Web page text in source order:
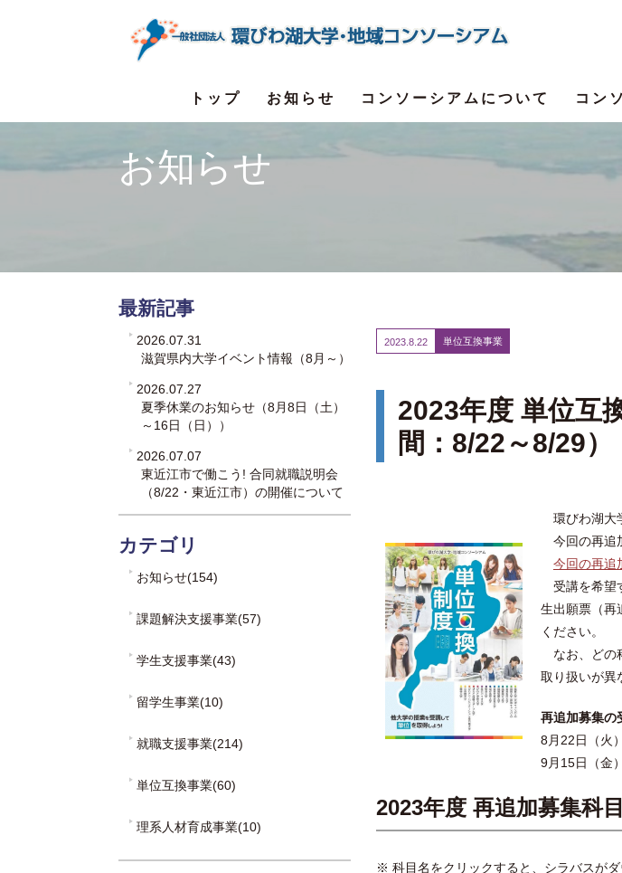
トップ お知らせ コンソーシアムについて コン
お知らせ
2023. 8.22 単位互換事業
2023年度 単位互
間：8/22～8/29）
環びわ湖大
今回の再追
今回の再追
受講を希望
生出願票（再
ください。
なお、どの
取り扱いが異
再追加募集の
8月22日（火
9月15日（金
2023年度 再追加募集科目
※ 科目名をクリックすると、シラバスが
最新記事
2026.07.31
滋賀県内大学イベント情報（8月～）
2026.07.27
夏季休業のお知らせ（8月8日（土）
～16日（日））
2026.07.07
東近江市で働こう! 合同就職説明会
（8/22・東近江市）の開催について
カテゴリ
お知らせ(154)
課題解決支援事業(57)
学生支援事業(43)
留学生事業(10)
就職支援事業(214)
単位互換事業(60)
理系人材育成事業(10)